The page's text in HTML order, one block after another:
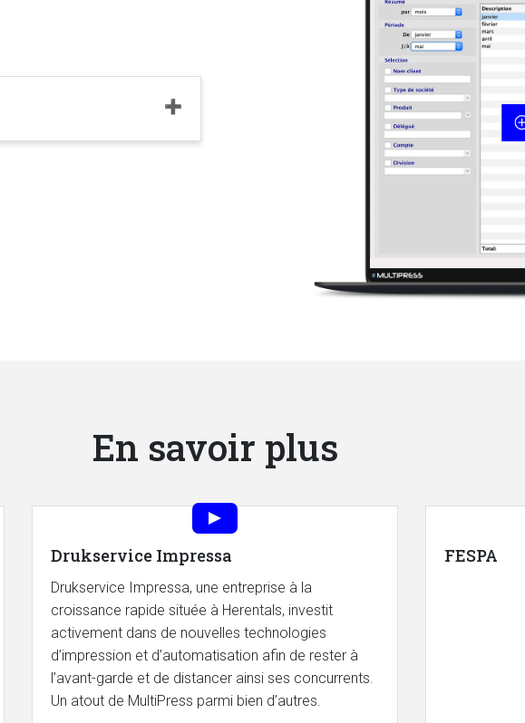
En savoir plus
Drukservice Impressa
Drukservice Impressa, une entreprise à la
croissance rapide située à Herentals, investit
activement dans de nouvelles technologies
d’impression et d’automatisation afin de rester à
l’avant-garde et de distancer ainsi ses concurrents.
Un atout de MultiPress parmi bien d’autres.
FESPA